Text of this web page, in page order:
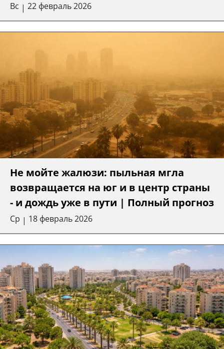
Вс | 22 февраль 2026
Не мойте жалюзи: пыльная мгла
возвращается на юг и в центр страны
- и дождь уже в пути | Полный прогноз
Ср | 18 февраль 2026